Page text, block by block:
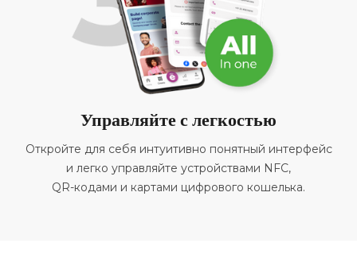
Управляйте с легкостью
Откройте для себя интуитивно понятный интерфейс
и легко управляйте устройствами NFC,
QR-кодами и картами цифрового кошелька.